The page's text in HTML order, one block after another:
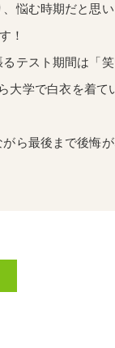
悩む時期だと思
！
テスト期間は「
大学で白衣を着
ら最後まで後悔